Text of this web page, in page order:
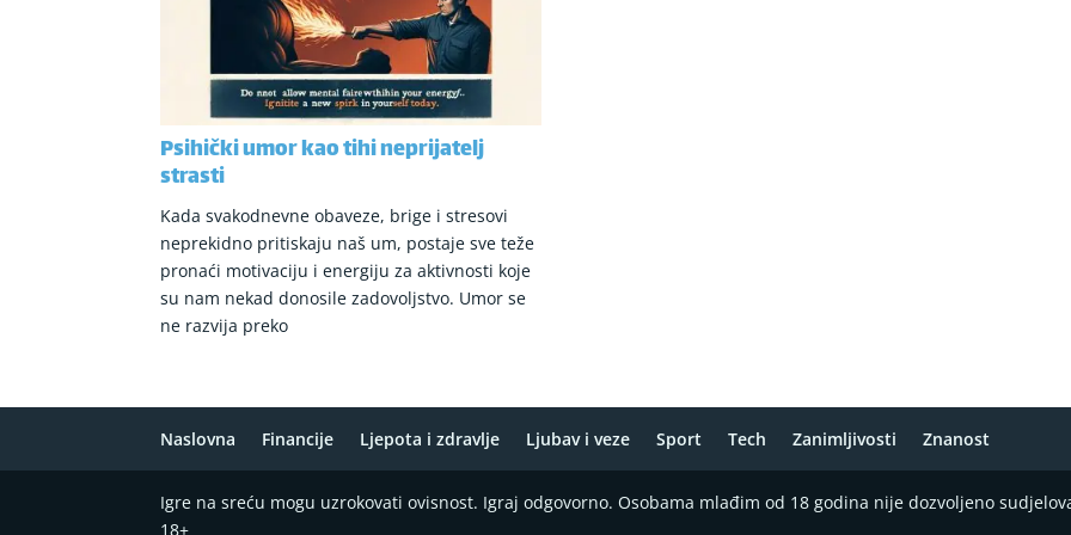
Psihički umor kao tihi neprijatelj
strasti
Kada svakodnevne obaveze, brige i stresovi
neprekidno pritiskaju naš um, postaje sve teže
pronaći motivaciju i energiju za aktivnosti koje
su nam nekad donosile zadovoljstvo. Umor se
ne razvija preko
Naslovna Financije Ljepota i zdravlje Ljubav i veze Sport Tech Zanimljivosti Znanost
Igre na sreću mogu uzrokovati ovisnost. Igraj odgovorno. Osobama mlađim od 18 godina nije dozvoljeno
18+